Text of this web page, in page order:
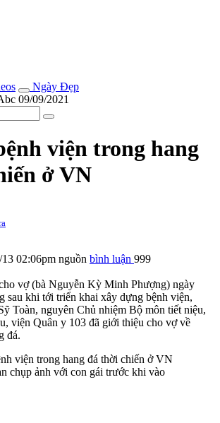
Ngày Đẹp
09/09/2021
viện trong hang
ở VN
02:06pm nguồn bình luận 999
vợ (bà Nguyễn Kỳ Minh Phượng) ngày
sau khi tới triển khai xây dựng bệnh viện,
Toàn, nguyên Chủ nhiệm Bộ môn tiết niệu,
viện Quân y 103 đã giới thiệu cho vợ về
đá.
chụp ảnh với con gái trước khi vào